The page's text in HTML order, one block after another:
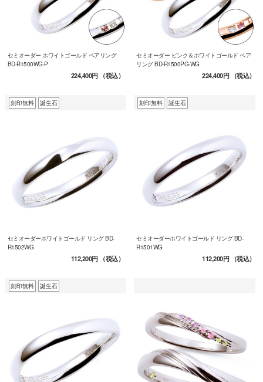
セミオーダー ホワイトゴールド ペアリング
BD-R1500WG-P
224,400円（税込）
セミオーダー ピンク＆ホワイトゴールド ペア
リング BD-R1500PG-WG
224,400円（税込）
刻印無料 誕生石
セミオーダーホワイトゴールド リング BD-
R1502WG
112,200円（税込）
刻印無料 誕生石
セミオーダーホワイトゴールド リング BD-
R1501WG
112,200円（税込）
刻印無料 誕生石